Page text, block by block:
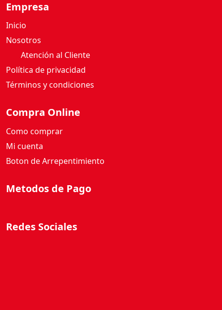
Empresa
Inicio
Nosotros
Atención al Cliente
Política de privacidad
Términos y condiciones
Compra Online
Como comprar
Mi cuenta
Boton de Arrepentimiento
Metodos de Pago
Redes Sociales